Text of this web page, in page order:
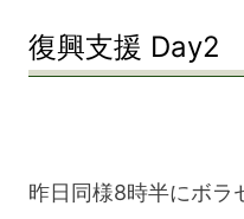
復興支援 Day2
昨日同様8時半にボラ